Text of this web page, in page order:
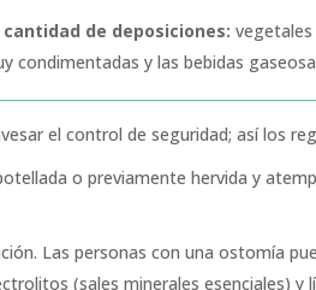
de deposiciones:
condimentadas y las bebidas
el control de seguridad; así los
o previamente hervida y
Las personas con una ostomía
(sales minerales esenciales) y